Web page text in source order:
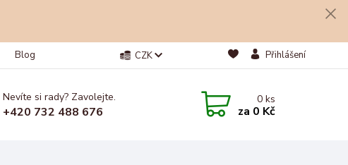
Blog CZK Přihlášení
Nevíte si rady? Zavolejte.
+420 732 488 676
0ks
za 0 Kč